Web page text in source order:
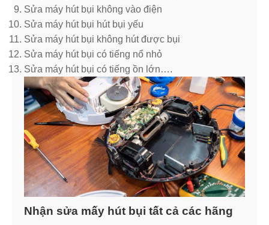
Sửa máy hút bụi không vào điện
Sửa máy hút bụi hút bụi yếu
Sửa máy hút bụi không hút được bụi
Sửa máy hút bụi có tiếng nổ nhỏ
Sửa máy hút bụi có tiếng ồn lớn….
Nhận sửa mấy hút bụi tất cả các hãng